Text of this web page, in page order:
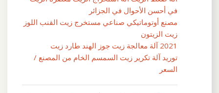
في أحسن الأحوال في الجزائر
مصنع أوتوماتيكي صناعي مستخرج زيت القنب اللوز
زيت الزيتون
2021 آلة معالجة زيت جوز الهند طارد زيت
توريد آلة تكرير زيت السمسم الخام من المصنع /
السعر